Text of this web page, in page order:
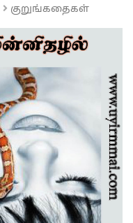
குறுங்கதைகள்